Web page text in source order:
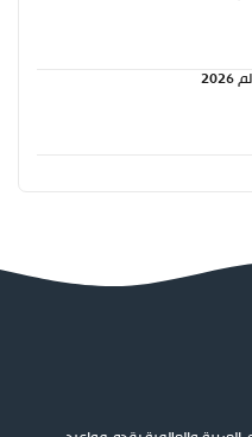
موعد مباراة فرنسا والسنغال في كأس العالم 2026